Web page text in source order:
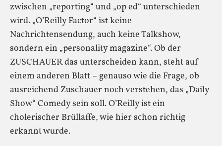
zwischen „reporting“ und „op ed“ unterschieden
wird. „O’Reilly Factor“ ist keine
Nachrichtensendung, auch keine Talkshow,
sondern ein „personality magazine“. Ob der
ZUSCHAUER das unterscheiden kann, steht auf
einem anderen Blatt – genauso wie die Frage, ob
ausreichend Zuschauer noch verstehen, das „Daily
Show“ Comedy sein soll. O’Reilly ist ein
cholerischer Brüllaffe, wie hier schon richtig
erkannt wurde.